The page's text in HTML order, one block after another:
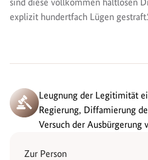
explizit hundertfach Lügen
Leugnung der Legitimität
Regierung, Diffamierung
Versuch der Ausbürgerung
Zur Person